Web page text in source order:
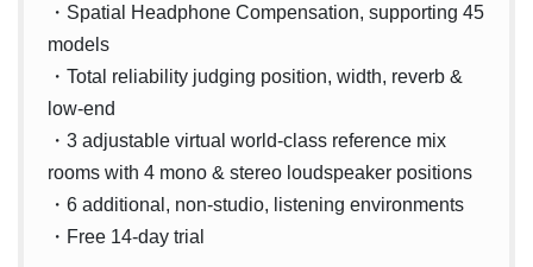
・Spatial Headphone Compensation, supporting 45
models
・Total reliability judging position, width, reverb &
low-end
・3 adjustable virtual world-class reference mix
rooms with 4 mono & stereo loudspeaker positions
・6 additional, non-studio, listening environments
・Free 14-day trial